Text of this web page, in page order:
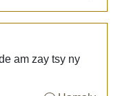
am zay tsy ny